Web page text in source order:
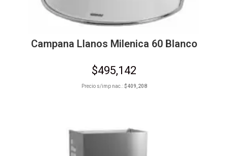
Campana Llanos Milenica 60 Blanco
$495,142
Precio s/imp nac.:$409,208